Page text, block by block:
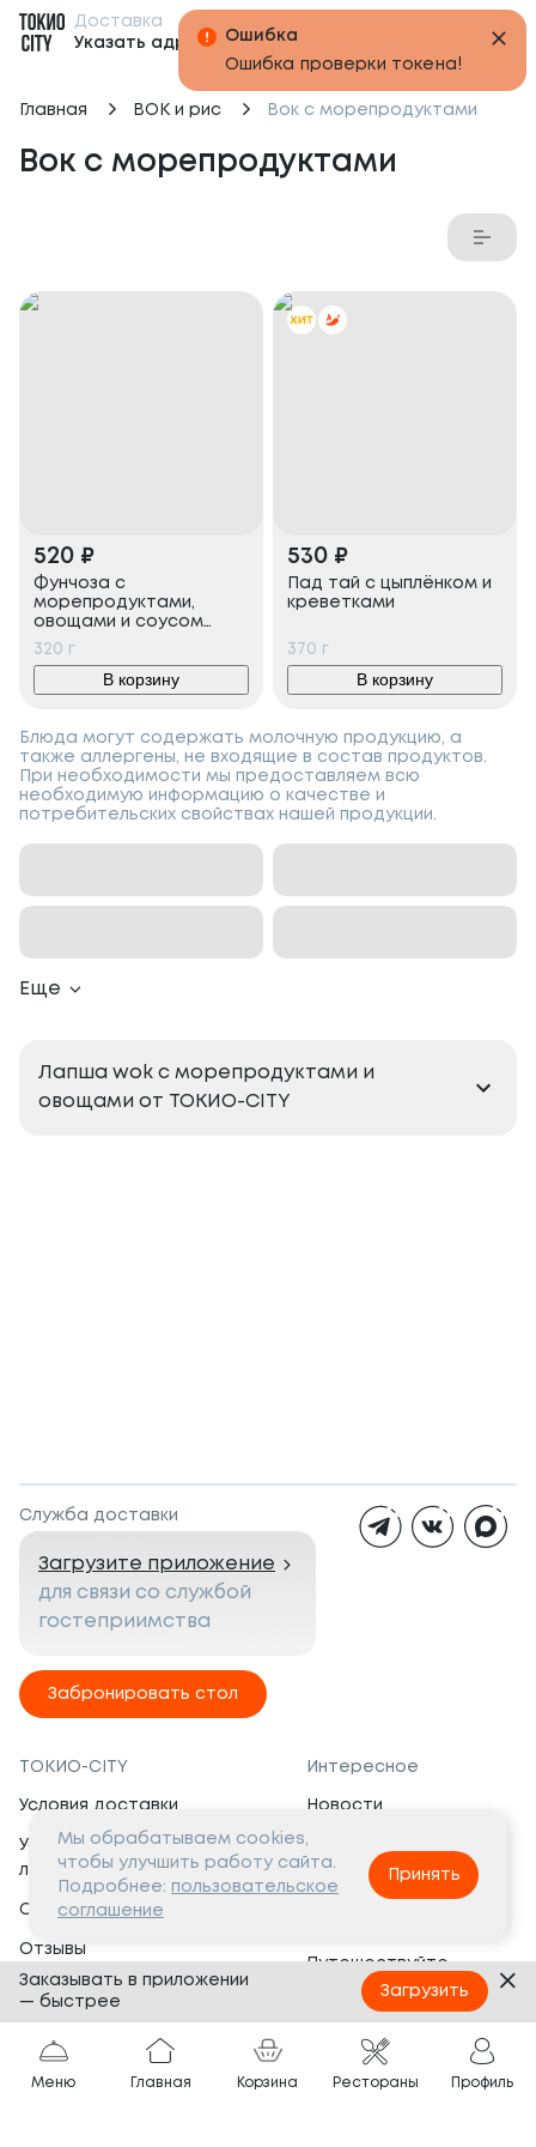
Доставка
Указать адрес
Главная ВОК и рис Вок с морепродуктами
Вок с морепродуктами
520 ₽
Фунчоза с
морепродуктами,
овощами и соусом
терияки
320 г
В корзину
530 ₽
Пад тай с цыплёнком и
креветками
370 г
В корзину
Блюда могут содержать молочную продукцию, а
также аллергены, не входящие в состав продуктов.
При необходимости мы предоставляем всю
необходимую информацию о качестве и
потребительских свойствах нашей продукции.
Еще
Лапша wok с морепродуктами и
овощами от TOKИO-CITY
Служба доставки
Загрузите приложение
для связи со службой
гостеприимства
Забронировать стол
ТОКИО-CITY
Условия доставки
Условия программы
лояльности
Сертификаты
Отзывы
Банкеты
Вопросы и ответы
Интересное
Новости
Вакансии
Социальная жизнь
Путешествуйте
с ТОКИО-CITY
Партнёрам
Франшиза
Меню Главная Корзина Рестораны Профиль
Мы обрабатываем cookies,
чтобы улучшить работу сайта.
Подробнее: пользовательское
соглашение
Принять
Заказывать в приложении
— быстрее
Загрузить